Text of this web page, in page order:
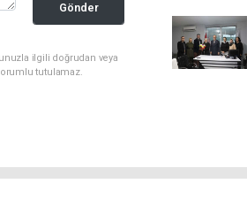
Gönder
ilgili doğrudan veya
tutulamaz.